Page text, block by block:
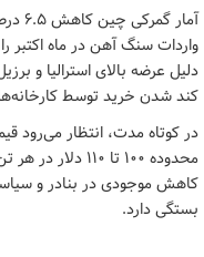
واردات سنگ آهن در ماه اکتبر
دلیل عرضه بالای استرالیا و
کند شدن خرید توسط
در کوتاه مدت، انتظار می‌رود
محدوده ۱۰۰ تا
کاهش موجودی در بنادر و
بستگی دارد.